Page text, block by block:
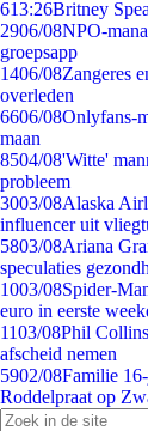
613:26Britney
2906/08NPO-
groepsapp
1406/08Zangeres
overleden
6606/08Onlyfans-
maan
8504/08'Witte'
probleem
3003/08Alaska
influencer uit
5803/08Ariana
speculaties
1003/08Spider-
euro in eerste
1103/08Phil
afscheid nemen
5902/08Familie
Roddelpraat op